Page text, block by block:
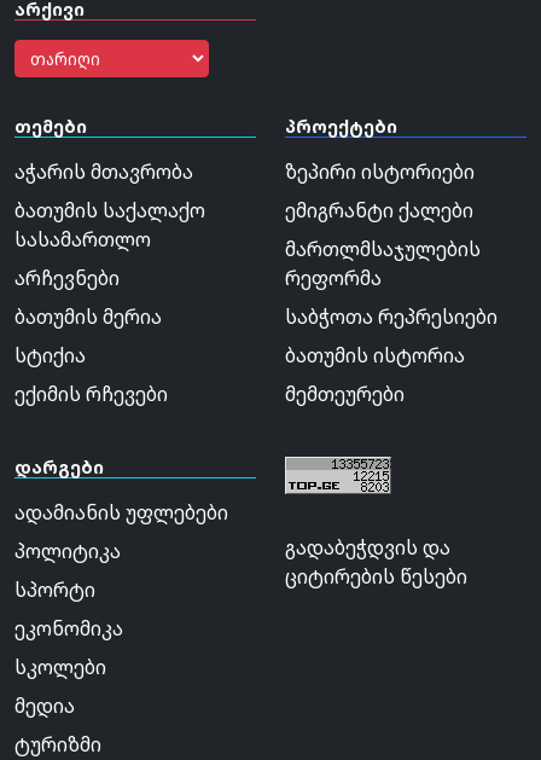
არქივი
თემები
აჭარის მთავრობა
ბათუმის საქალაქო
სასამართლო
არჩევნები
ბათუმის მერია
სტიქია
ექიმის რჩევები
პროექტები
ზეპირი ისტორიები
ემიგრანტი ქალები
მართლმსაჯულების
რეფორმა
საბჭოთა რეპრესიები
ბათუმის ისტორია
მემთეურები
დარგები
ადამიანის უფლებები
პოლიტიკა
სპორტი
ეკონომიკა
სკოლები
მედია
ტურიზმი
გადაბეჭდვის და
ციტირების წესები